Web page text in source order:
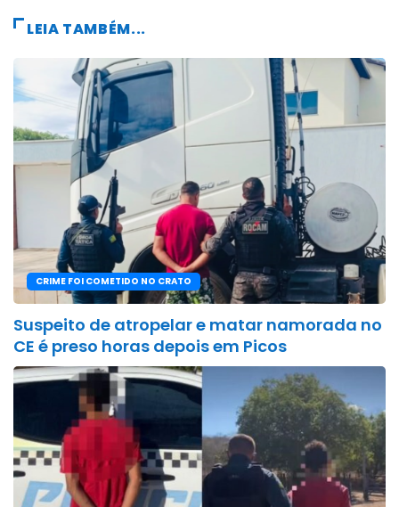
LEIA TAMBÉM...
CRIME FOI COMETIDO NO CRATO
Suspeito de atropelar e matar namorada no
CE é preso horas depois em Picos